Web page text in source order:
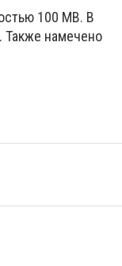
100 МВ. В
Также намечено